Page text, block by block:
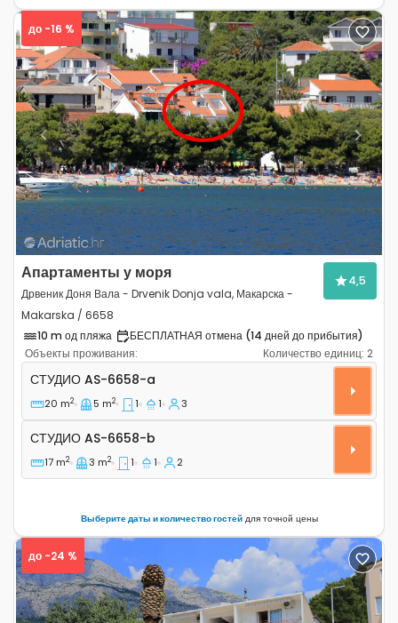
Previous Next
до -16 %
Апартаменты у моря
Дрвеник Доня Вала - Drvenik Donja vala, Макарска -
Makarska / 6658
4,5
10 m од пляжа
БЕСПЛАТНАЯ отмена (14 дней до прибытия)
Объекты проживания:
Количество единиц: 2
Студио-апартаменты Дрвеник Доня Вала - Drvenik
СТУДИО AS-6658-a
20 m2 5 m2 1 1 3
Студио AS-6658-b
СТУДИО AS-6658-b
17 m2 3 m2 1 1 2
Выберите даты и количество гостейдля точной цены
до -24 %